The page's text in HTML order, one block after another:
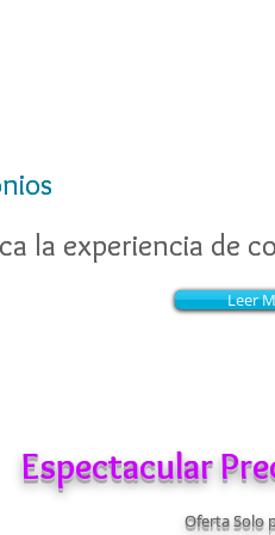
la experiencia de
Leer
la experiencia de
Leer
Espectacular
Oferta Solo